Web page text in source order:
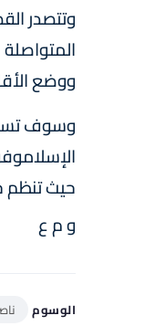
وتتصدر
ووضع
وسوف
حيث
و م ع
الوسوم